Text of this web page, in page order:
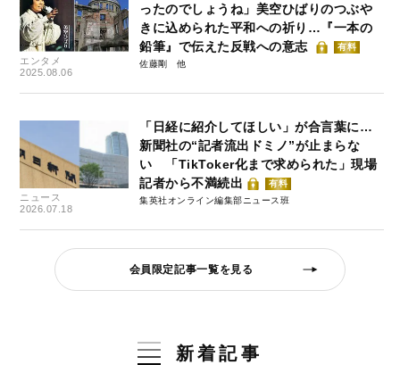
エンタメ
2025.08.06
ったのでしょうね」美空ひばりのつぶや
きに込められた平和への祈り…『一本の
鉛筆』で伝えた反戦への意志
有料
佐藤剛
ニュース
2026.07.18
「日経に紹介してほしい」が合言葉に…
新聞社の“記者流出ドミノ”が止まらな
い 「TikToker化まで求められた」現場
記者から不満続出
有料
集英社オンライン編集部ニュース班
会員限定記事一覧を見る
新着記事